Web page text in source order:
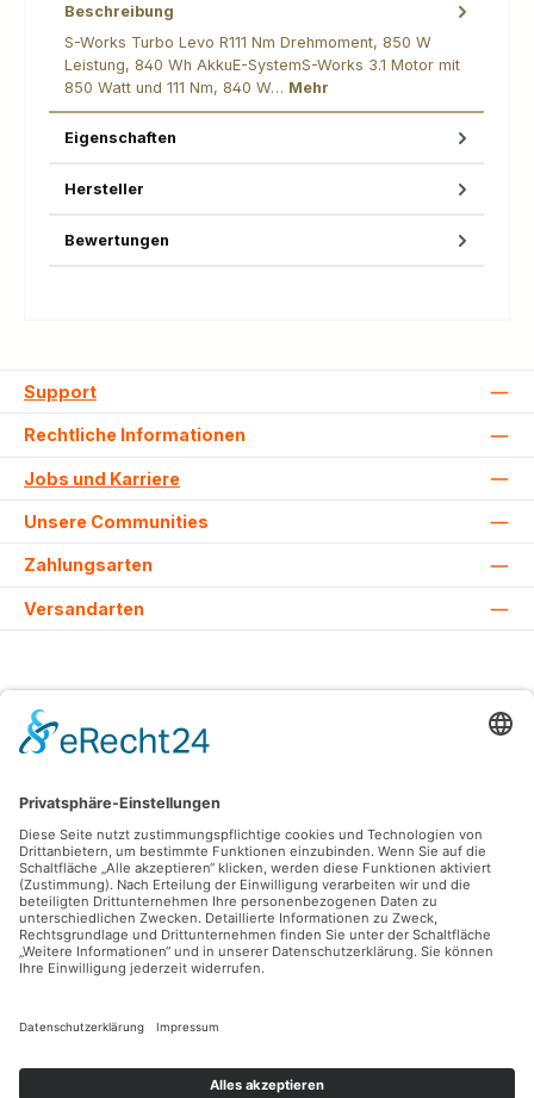
Beschreibung
S-Works Turbo Levo R111 Nm Drehmoment, 850 W
Leistung, 840 Wh AkkuE-SystemS-Works 3.1 Motor mit
850 Watt und 111 Nm, 840 W… Mehr
Eigenschaften
Hersteller
Bewertungen
Support
Rechtliche Informationen
Jobs und Karriere
Unsere Communities
Zahlungsarten
Versandarten
Alle Preise inkl. gesetzl. Mehrwertsteuer zzgl.
und ggf.
Nachnahmegebühren, wenn nicht anders angegeben.
© 2026 Lovehurts Bikes - Alle Rechte vorbehalten. Theme by